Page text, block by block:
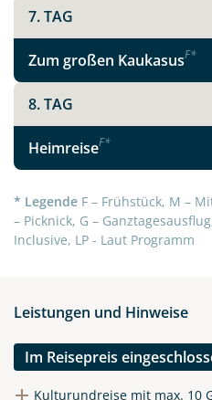
X
WhatsApp
Telegram
Link kopieren
7. TAG
Zum großen KaukasusF*
8. TAG
HeimreiseF*
* Legende F – Frühstück, M –
– Picknick, G –
Inclusive, LP - Laut Programm
Leistungen und Hinweise
Im Reisepreis
Kulturundreise mit max. 10